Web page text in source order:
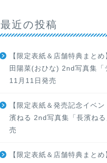
最近の投稿
【限定表紙＆店舗特典まと
田陽菜(おひな) 2nd写真集「
11月11日発売
【限定表紙＆発売記念イベ
濱ねる 2nd写真集「長濱ね
売
【限定表紙＆店舗特典まと